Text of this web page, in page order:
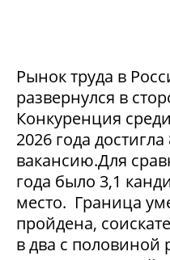
Рынок труда в
развернулся в
Конкуренция
2026 года
вакансию.Для
года было 3,1
место. Граница
пройдена,
в два с половиной